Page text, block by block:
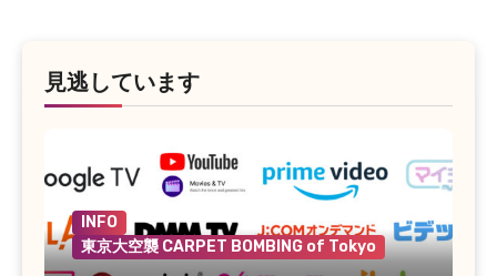
見逃しています
INFO
東京大空襲 CARPET BOMBING of Tokyo